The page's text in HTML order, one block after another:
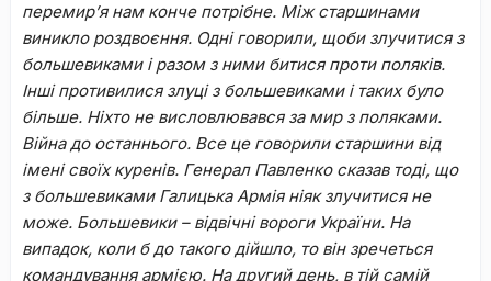
перемир’я нам конче потрібне. Між старшинами
виникло роздвоєння. Одні говорили, щоби злучитися з
большевиками і разом з ними битися проти поляків.
Інші противилися злуці з большевиками і таких було
більше. Ніхто не висловлювався за мир з поляками.
Війна до останнього. Все це говорили старшини від
імені своїх куренів. Генерал Павленко сказав тоді, що
з большевиками Галицька Армія ніяк злучитися не
може. Большевики – відвічні вороги України. На
випадок, коли б до такого дійшло, то він зречеться
командування армією. На другий день, в тій самій